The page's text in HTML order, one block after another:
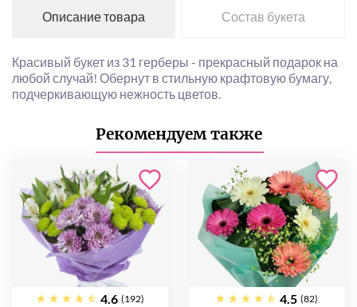
Описание товара Состав букета
Красивый букет из 31 герберы - прекрасный подарок на
любой случай! Обернут в стильную крафтовую бумагу,
подчеркивающую нежность цветов.
Рекомендуем также
4.6 (192) 4.5 (82)